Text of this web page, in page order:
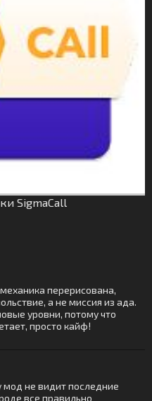
SigmaCall
перерисована,
а не миссия из ада.
уровни, потому что
просто кайф!
мод не видит последние
все правильно